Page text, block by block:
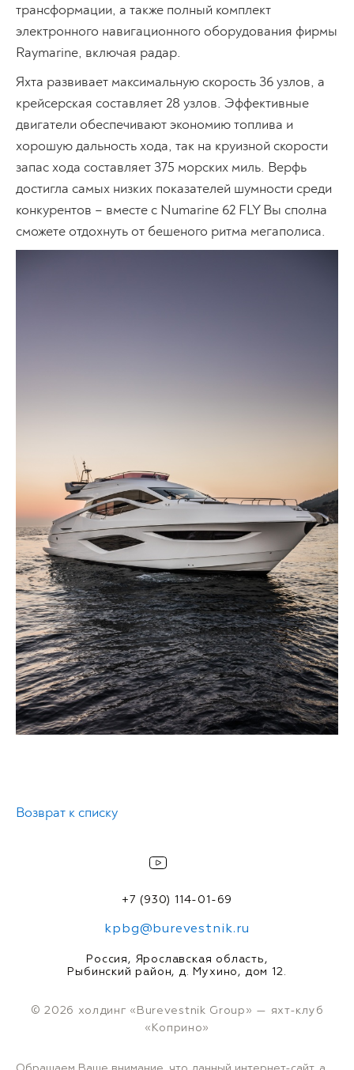
трансформации, а также полный комплект
электронного навигационного оборудования фирмы
Raymarine, включая радар.
Яхта развивает максимальную скорость 36 узлов, а
крейсерская составляет 28 узлов. Эффективные
двигатели обеспечивают экономию топлива и
хорошую дальность хода, так на круизной скорости
запас хода составляет 375 морских миль. Верфь
достигла самых низких показателей шумности среди
конкурентов – вместе с Numarine 62 FLY Вы сполна
сможете отдохнуть от бешеного ритма мегаполиса.
Возврат к списку
+7 (930) 114-01-69
kpbg@burevestnik.ru
Россия, Ярославская область,
Рыбинский район, д. Мухино, дом 12.
© 2026 холдинг «Burevestnik Group» — яхт-клуб
«Коприно»